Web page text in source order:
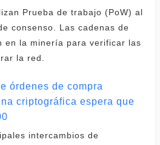
Prueba de trabajo (PoW) al
consenso. Las cadenas de
en la minería para verificar las
la red.
órdenes de compra
criptográfica espera que
intercambios de